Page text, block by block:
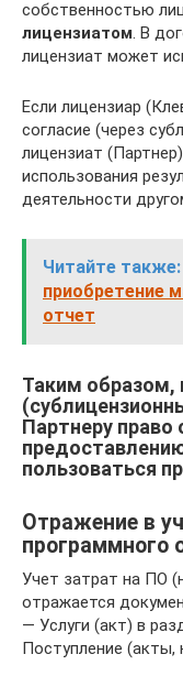
собственностью
лицензиатом . В
лицензиат может
Если лицензиар
согласие (через
лицензиат
использования
деятельности
Читайте также:
приобретение
отчет
Таким образом,
Партнеру право
пользоваться
Отражение в
программного
Учет затрат на ПО
отражается
— Услуги (акт) в
Поступление (акты,